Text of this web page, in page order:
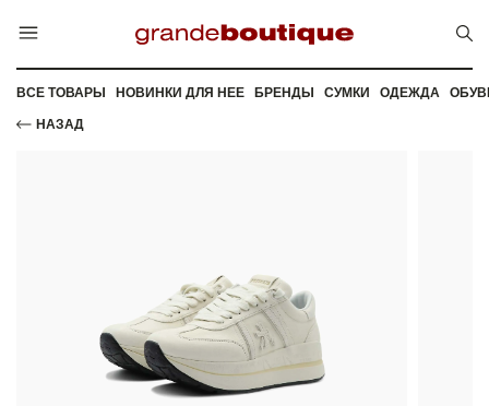
ВСЕ ТОВАРЫ НОВИНКИ ДЛЯ НЕЕ БРЕНДЫ СУМКИ ОДЕЖДА
НАЗАД